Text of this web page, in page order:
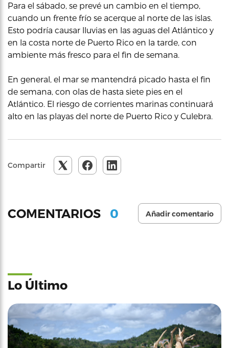
Para el sábado, se prevé un cambio en el tiempo,
cuando un frente frío se acerque al norte de las islas.
Esto podría causar lluvias en las aguas del Atlántico y
en la costa norte de Puerto Rico en la tarde, con
ambiente más fresco para el fin de semana.
En general, el mar se mantendrá picado hasta el fin
de semana, con olas de hasta siete pies en el
Atlántico. El riesgo de corrientes marinas continuará
alto en las playas del norte de Puerto Rico y Culebra.
Compartir
COMENTARIOS 0 Añadir comentario
Lo Último